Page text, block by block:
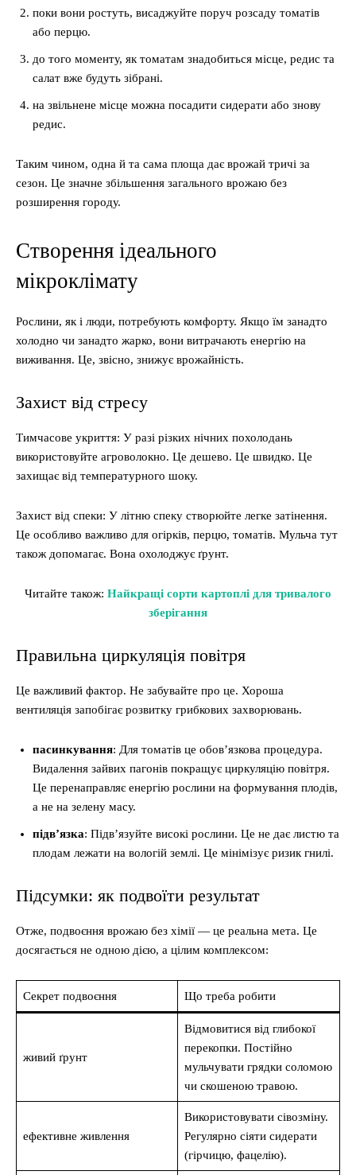
поки вони ростуть, висаджуйте поруч розсаду томатів
або перцю.
до того моменту, як томатам знадобиться місце, редис та
салат вже будуть зібрані.
на звільнене місце можна посадити сидерати або знову
редис.
Таким чином, одна й та сама площа дає врожай тричі за
сезон. Це значне збільшення загального врожаю без
розширення городу.
Створення ідеального
мікроклімату
Рослини, як і люди, потребують комфорту. Якщо їм занадто
холодно чи занадто жарко, вони витрачають енергію на
виживання. Це, звісно, знижує врожайність.
Захист від стресу
Тимчасове укриття: У разі різких нічних похолодань
використовуйте агроволокно. Це дешево. Це швидко. Це
захищає від температурного шоку.
Захист від спеки: У літню спеку створюйте легке затінення.
Це особливо важливо для огірків, перцю, томатів. Мульча тут
також допомагає. Вона охолоджує ґрунт.
Читайте також: Найкращі сорти картоплі для тривалого
зберігання
Правильна циркуляція повітря
Це важливий фактор. Не забувайте про це. Хороша
вентиляція запобігає розвитку грибкових захворювань.
пасинкування: Для томатів це обов’язкова процедура.
Видалення зайвих пагонів покращує циркуляцію повітря.
Це перенаправляє енергію рослини на формування плодів,
а не на зелену масу.
підв’язка: Підв’язуйте високі рослини. Це не дає листю та
плодам лежати на вологій землі. Це мінімізує ризик гнилі.
Підсумки: як подвоїти результат
Отже, подвоєння врожаю без хімії — це реальна мета. Це
досягається не одною дією, а цілим комплексом:
Секрет подвоєння Що треба робити
живий ґрунт
Відмовитися від глибокої
перекопки. Постійно
мульчувати грядки соломою
чи скошеною травою.
ефективне живлення
Використовувати сівозміну.
Регулярно сіяти сидерати
(гірчицю, фацелію).